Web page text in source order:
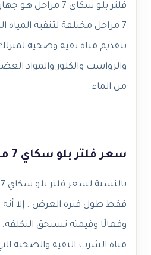
فلتر بلو سكاي 7
7 مراحل مختلفة لتنقية المياه
بتقديم مياه نقية وصحية
والرواسب والكلور والمواد
من الماء.
سعر فلتر بلو سكاي 7 مراحل
فقط طول فتره العرض . إلا أنه
وفعالًا وقيمته تستحق التكلفة.
مياه الشرب النقية والصحية